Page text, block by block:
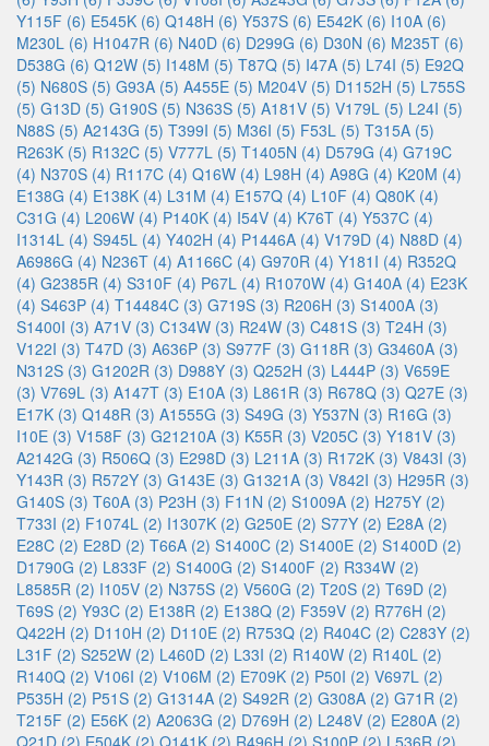
Y115F (6) E545K (6) Q148H (6) Y537S (6) E542K (6) I10A (6)
M230L (6) H1047R (6) N40D (6) D299G (6) D30N (6) M235T (6)
D538G (6) Q12W (5) I148M (5) T87Q (5) I47A (5) L74I (5) E92Q
(5) N680S (5) G93A (5) A455E (5) M204V (5) D1152H (5) L755S
(5) G13D (5) G190S (5) N363S (5) A181V (5) V179L (5) L24I (5)
N88S (5) A2143G (5) T399I (5) M36I (5) F53L (5) T315A (5)
R263K (5) R132C (5) V777L (5) T1405N (4) D579G (4) G719C
(4) N370S (4) R117C (4) Q16W (4) L98H (4) A98G (4) K20M (4)
E138G (4) E138K (4) L31M (4) E157Q (4) L10F (4) Q80K (4)
C31G (4) L206W (4) P140K (4) I54V (4) K76T (4) Y537C (4)
I1314L (4) S945L (4) Y402H (4) P1446A (4) V179D (4) N88D (4)
A6986G (4) N236T (4) A1166C (4) G970R (4) Y181I (4) R352Q
(4) G2385R (4) S310F (4) P67L (4) R1070W (4) G140A (4) E23K
(4) S463P (4) T14484C (3) G719S (3) R206H (3) S1400A (3)
S1400I (3) A71V (3) C134W (3) R24W (3) C481S (3) T24H (3)
V122I (3) T47D (3) A636P (3) S977F (3) G118R (3) G3460A (3)
N312S (3) G1202R (3) D988Y (3) Q252H (3) L444P (3) V659E
(3) V769L (3) A147T (3) E10A (3) L861R (3) R678Q (3) Q27E (3)
E17K (3) Q148R (3) A1555G (3) S49G (3) Y537N (3) R16G (3)
I10E (3) V158F (3) G21210A (3) K55R (3) V205C (3) Y181V (3)
A2142G (3) R506Q (3) E298D (3) L211A (3) R172K (3) V843I (3)
Y143R (3) R572Y (3) G143E (3) G1321A (3) V842I (3) H295R (3)
G140S (3) T60A (3) P23H (3) F11N (2) S1009A (2) H275Y (2)
T733I (2) F1074L (2) I1307K (2) G250E (2) S77Y (2) E28A (2)
E28C (2) E28D (2) T66A (2) S1400C (2) S1400E (2) S1400D (2)
D1790G (2) L833F (2) S1400G (2) S1400F (2) R334W (2)
L8585R (2) I105V (2) N375S (2) V560G (2) T20S (2) T69D (2)
T69S (2) Y93C (2) E138R (2) E138Q (2) F359V (2) R776H (2)
Q422H (2) D110H (2) D110E (2) R753Q (2) R404C (2) C283Y (2)
L31F (2) S252W (2) L460D (2) L33I (2) R140W (2) R140L (2)
R140Q (2) V106I (2) V106M (2) E709K (2) P50I (2) V697L (2)
P535H (2) P51S (2) G1314A (2) S492R (2) G308A (2) G71R (2)
T215F (2) E56K (2) A2063G (2) D769H (2) L248V (2) E280A (2)
Q21D (2) E504K (2) Q141K (2) R496H (2) S100P (2) L536R (2)